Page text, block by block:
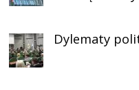
Dylematy